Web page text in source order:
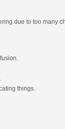
due to too many
things.